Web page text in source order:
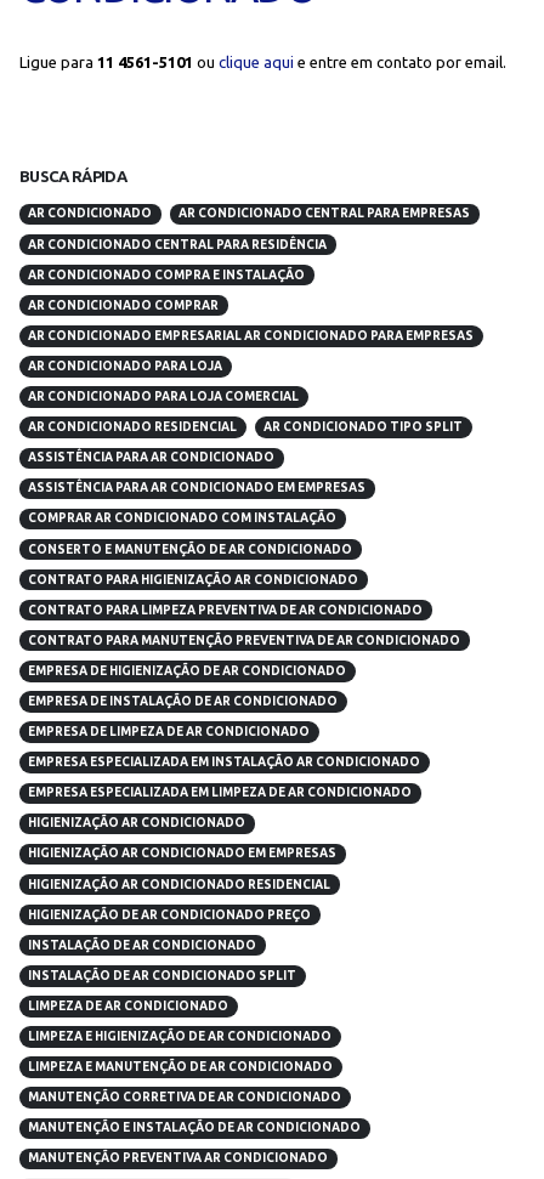
Ligue para 11 4561-5101 ou clique aqui e entre em contato por email.
BUSCA RÁPIDA
AR CONDICIONADO AR CONDICIONADO CENTRAL PARA EMPRESAS
AR CONDICIONADO CENTRAL PARA RESIDÊNCIA
AR CONDICIONADO COMPRA E INSTALAÇÃO
AR CONDICIONADO COMPRAR
AR CONDICIONADO EMPRESARIAL AR CONDICIONADO PARA EMPRESAS
AR CONDICIONADO PARA LOJA
AR CONDICIONADO PARA LOJA COMERCIAL
AR CONDICIONADO RESIDENCIAL AR CONDICIONADO TIPO SPLIT
ASSISTÊNCIA PARA AR CONDICIONADO
ASSISTÊNCIA PARA AR CONDICIONADO EM EMPRESAS
COMPRAR AR CONDICIONADO COM INSTALAÇÃO
CONSERTO E MANUTENÇÃO DE AR CONDICIONADO
CONTRATO PARA HIGIENIZAÇÃO AR CONDICIONADO
CONTRATO PARA LIMPEZA PREVENTIVA DE AR CONDICIONADO
CONTRATO PARA MANUTENÇÃO PREVENTIVA DE AR CONDICIONADO
EMPRESA DE HIGIENIZAÇÃO DE AR CONDICIONADO
EMPRESA DE INSTALAÇÃO DE AR CONDICIONADO
EMPRESA DE LIMPEZA DE AR CONDICIONADO
EMPRESA ESPECIALIZADA EM INSTALAÇÃO AR CONDICIONADO
EMPRESA ESPECIALIZADA EM LIMPEZA DE AR CONDICIONADO
HIGIENIZAÇÃO AR CONDICIONADO
HIGIENIZAÇÃO AR CONDICIONADO EM EMPRESAS
HIGIENIZAÇÃO AR CONDICIONADO RESIDENCIAL
HIGIENIZAÇÃO DE AR CONDICIONADO PREÇO
INSTALAÇÃO DE AR CONDICIONADO
INSTALAÇÃO DE AR CONDICIONADO SPLIT
LIMPEZA DE AR CONDICIONADO
LIMPEZA E HIGIENIZAÇÃO DE AR CONDICIONADO
LIMPEZA E MANUTENÇÃO DE AR CONDICIONADO
MANUTENÇÃO CORRETIVA DE AR CONDICIONADO
MANUTENÇÃO E INSTALAÇÃO DE AR CONDICIONADO
MANUTENÇÃO PREVENTIVA AR CONDICIONADO